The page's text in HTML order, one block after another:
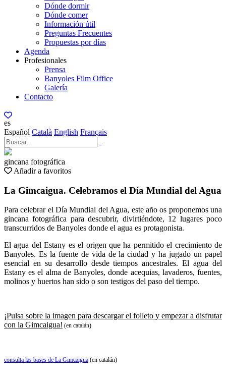
Dónde dormir
Dónde comer
Información útil
Preguntas Frecuentes
Propuestas por días
Agenda
Profesionales
Prensa
Banyoles Film Office
Galería
Contacto
es
Español Català English Français
gincana fotográfica
Añadir a favoritos
La Gimcaigua. Celebramos el Día Mundial del Agua
Para celebrar el Día Mundial del Agua, este año os proponemos una
gincana fotográfica para descubrir, divirtiéndote, 12 lugares poco
transcurridos de Banyoles donde el agua es protagonista.
El agua del Estany es el origen que ha permitido el crecimiento de
Banyoles. Es la fuente de vida de la ciudad y ha jugado un papel
esencial en su desarrollo desde tiempos ancestrales. El agua del
Estany es el alma de Banyoles, donde acequias, lavaderos, fuentes,
molinos y huertos han sido o son testigos del paso del tiempo.
¡Pulsa sobre la imagen para descargar el folleto y empezar a disfrutar
con la Gimcaigua! (en catalán)
consulta las bases de La Gimcaigua (en catalán)